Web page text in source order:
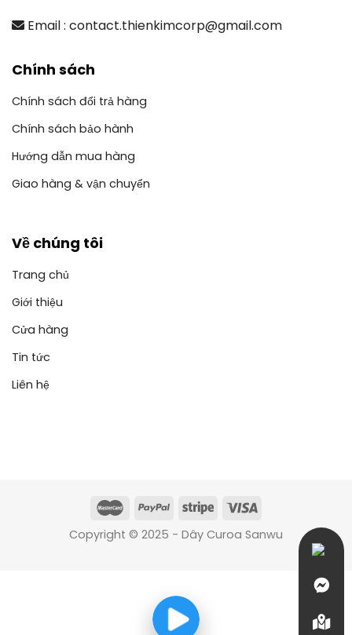
Email : contact.thienkimcorp@gmail.com
Chính sách
Chính sách đổi trả hàng
Chính sách bảo hành
Hướng dẫn mua hàng
Giao hàng & vận chuyển
Về chúng tôi
Trang chủ
Giới thiệu
Cửa hàng
Tin tức
Liên hệ
Copyright © 2025 - Dây Curoa Sanwu